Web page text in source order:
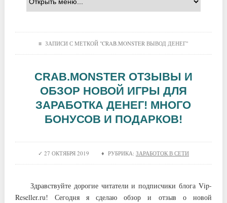
≡ ЗАПИСИ С МЕТКОЙ "CRAB.MONSTER ВЫВОД ДЕНЕГ"
CRAB.MONSTER ОТЗЫВЫ И
ОБЗОР НОВОЙ ИГРЫ ДЛЯ
ЗАРАБОТКА ДЕНЕГ! МНОГО
БОНУСОВ И ПОДАРКОВ!
27 ОКТЯБРЯ 2019 ♦ РУБРИКА: ЗАРАБОТОК В СЕТИ
Здравствуйте дорогие читатели и подписчики блога Vip-
Reseller.ru! Сегодня я сделаю обзор и отзыв о новой